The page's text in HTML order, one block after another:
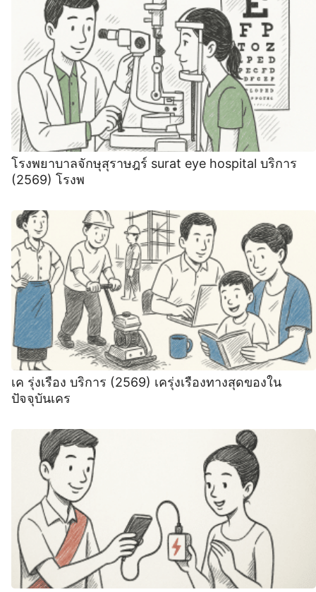
โรงพยาบาลจักษุสุราษฎร์ surat eye hospital บริการ
(2569) โรงพ
เค รุ่งเรือง บริการ (2569) เครุ่งเรืองทางสุดของใน
ปัจจุบันเคร